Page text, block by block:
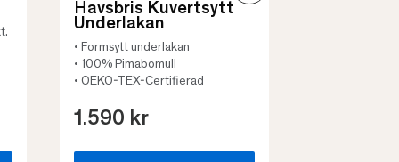
Havsbris Kuvertsytt
Underlakan
• Formsytt underlakan
• 100% Pimabomull
• OEKO-TEX-Certifierad
1.590 kr